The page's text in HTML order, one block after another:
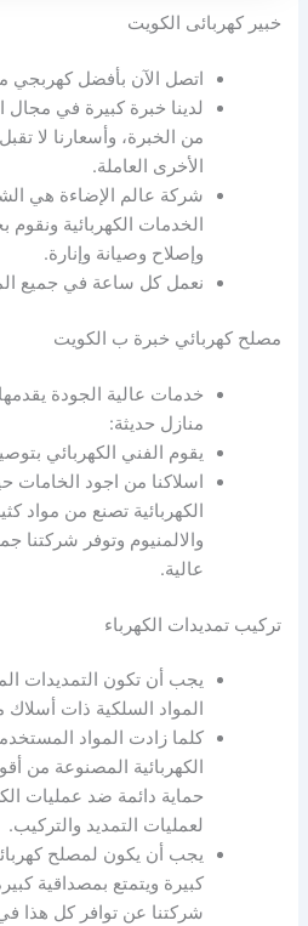
خبير كهربائى الكويت
اتصل الآن بأفضل كهربجي
لدينا خبرة كبيرة في مجال
من الخبرة، وأسعارنا لا
الأخرى العاملة.
شركة عالم الإضاءة هي
الخدمات الكهربائية
وإصلاح وصيانة وإنارة.
نعمل كل ساعة في جميع
مصلح كهربائي خبرة ب الكويت
خدمات عالية الجودة
منازل حديثة:
يقوم الفني الكهربائي
اسلاكنا من اجود
الكهربائية تصنع من مواد
والالمنيوم وتوفر شركتنا
عالية.
تركيب تمديدات الكهرباء
يجب أن تكون التمديدات
المواد السلكية ذات
كلما زادت المواد
الكهربائية المصنوعة من
حماية دائمة ضد عمليات
لعمليات التمديد والتركيب.
يجب أن يكون لمصلح
كبيرة ويتمتع بمصداقية
شركتنا عن توافر كل هذا